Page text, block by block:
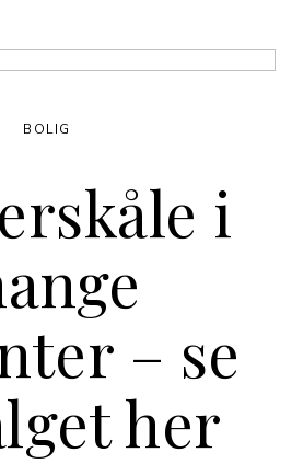
i
– se
her
BOLIG